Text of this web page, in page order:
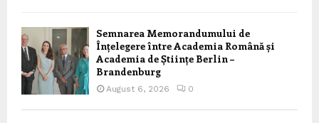
Semnarea Memorandumului de
Înțelegere între Academia Română și
Academia de Științe Berlin –
Brandenburg
August 6, 2026 0